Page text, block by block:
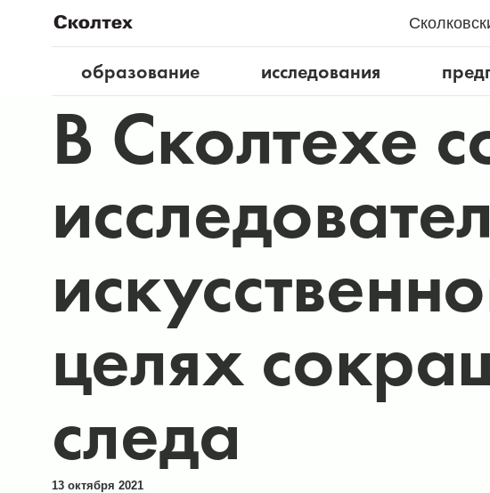
образование
исследования
В Сколтехе
целях
следа
13 октября 2021